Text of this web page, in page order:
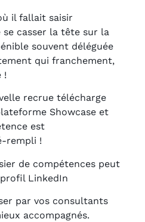
il fallait saisir
casser la tête sur la
souvent déléguée
qui franchement,
!
recrue télécharge
Showcase et
est
rempli !
de compétences peut
LinkedIn
par vos consultants
accompagnés.